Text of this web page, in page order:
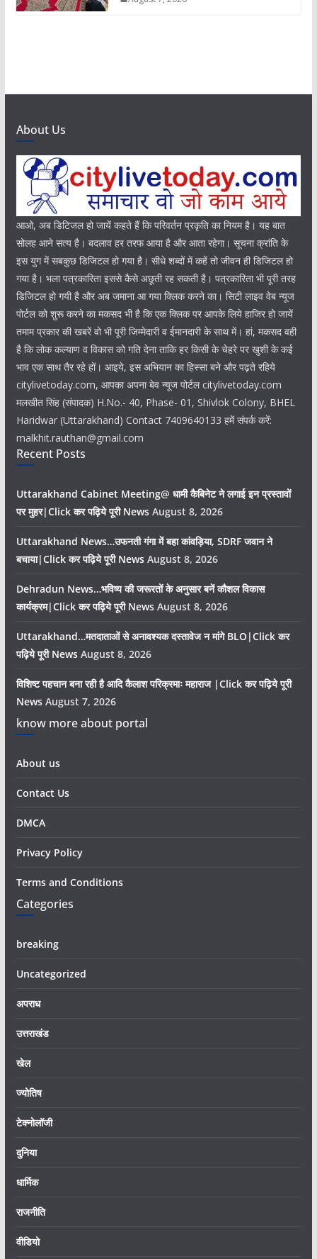
About Us
आओ, अब डिटिजल हो जायें कहते हैं कि परिवर्तन प्रकृति का नियम है। यह बात
सोलह आने सत्य है। बदलाव हर तरफ आया है और आता रहेगा। सूचना क्रांति के
इस युग में सबकुछ डिजिटल हो गया है। सीधे शब्दों में कहें तो जीवन ही डिजिटल हो
गया है। भला पत्रकारिता इससे कैसे अछूती रह सकती है। पत्रकारिता भी पूरी तरह
डिजिटल हो गयी है और अब जमाना आ गया क्लिक करने का। सिटी लाइव वेब न्यूज
पोर्टल को शुरू करने का मकसद भी है कि एक क्लिक पर आपके लिये हाजिर हो जायें
तमाम प्रकार की खबरें वो भी पूरी जिम्मेदारी व ईमानदारी के साथ में। हां, मकसद वही
है कि लोक कल्याण व विकास को गति देना ताकि हर किसी के चेहरे पर खुशी के कई
भाव एक साथ तैर रहे हों। आइये, इस अभियान का हिस्सा बने और पढ़ते रहिये
citylivetoday.com, आपका अपना बेव न्यूज पोर्टल citylivetoday.com
मलखीत सिंह (संपादक) H.No.- 40, Phase- 01, Shivlok Colony, BHEL
Haridwar (Uttarakhand) Contact 7409640133 हमें संपर्क करें:
malkhit.rauthan@gmail.com
Recent Posts
Uttarakhand Cabinet Meeting@ धामी कैबिनेट ने लगाई इन प्रस्तावों
पर मुहर|Click कर पढ़िये पूरी News August 8, 2026
Uttarakhand News…उफनती गंगा में बहा कांवड़िया, SDRF जवान ने
बचाया|Click कर पढ़िये पूरी News August 8, 2026
Dehradun News…भविष्य की जरूरतों के अनुसार बनें कौशल विकास
कार्यक्रम|Click कर पढ़िये पूरी News August 8, 2026
Uttarakhand…मतदाताओं से अनावश्यक दस्तावेज न मांगे BLO|Click कर
पढ़िये पूरी News August 8, 2026
विशिष्ट पहचान बना रही है आदि कैलाश परिक्रमाः महाराज |Click कर पढ़िये पूरी
News August 7, 2026
know more about portal
About us
Contact Us
DMCA
Privacy Policy
Terms and Conditions
Categories
breaking
Uncategorized
अपराध
उत्तराखंड
खेल
ज्योतिष
टेक्नोलॉजी
दुनिया
धार्मिक
राजनीति
वीडियो